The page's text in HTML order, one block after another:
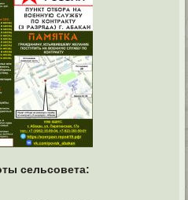
сельсовета: